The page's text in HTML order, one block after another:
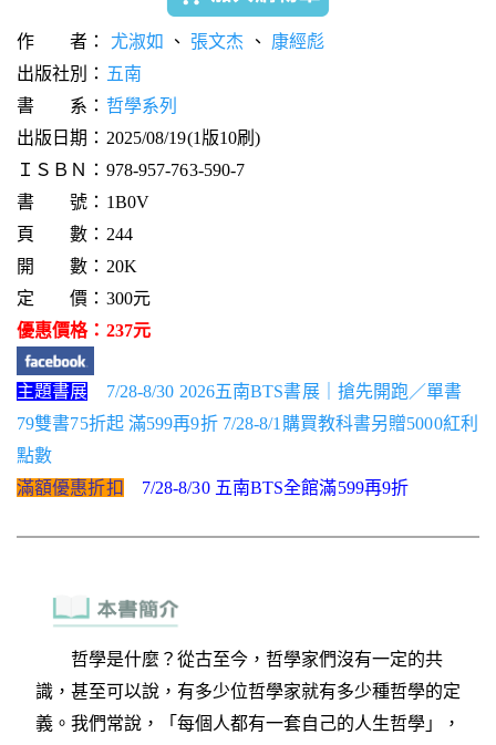
作 者： 尤淑如 、 張文杰 、 康經彪
出版社別： 五南
書 系： 哲學系列
出版日期：2025/08/19(1版10刷)
ＩＳＢＮ：978-957-763-590-7
書 號：1B0V
頁 數：244
開 數：20K
定 價：300元
優惠價格：237元
主題書展
7/28-8/30 2026五南BTS書展｜搶先開跑／單書
79雙書75折起 滿599再9折 7/28-8/1購買教科書另贈5000紅利
點數
滿額優惠折扣
7/28-8/30 五南BTS全館滿599再9折